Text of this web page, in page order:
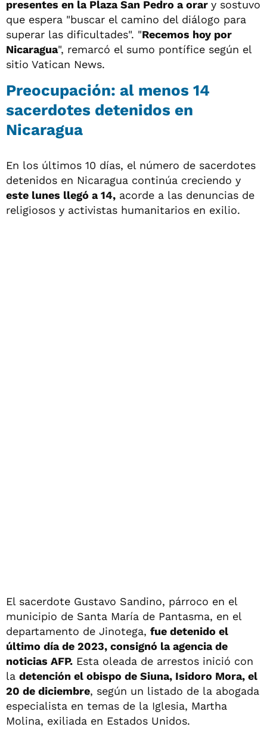
presentes en la Plaza San Pedro a orar y sostuvo
que espera "buscar el camino del diálogo para
superar las dificultades". "Recemos hoy por
Nicaragua", remarcó el sumo pontífice según el
sitio Vatican News.
Preocupación: al menos 14
sacerdotes detenidos en
Nicaragua
En los últimos 10 días, el número de sacerdotes
detenidos en Nicaragua continúa creciendo y
este lunes llegó a 14, acorde a las denuncias de
religiosos y activistas humanitarios en exilio.
El sacerdote Gustavo Sandino, párroco en el
municipio de Santa María de Pantasma, en el
departamento de Jinotega, fue detenido el
último día de 2023, consignó la agencia de
noticias AFP. Esta oleada de arrestos inició con
la detención el obispo de Siuna, Isidoro Mora, el
20 de diciembre, según un listado de la abogada
especialista en temas de la Iglesia, Martha
Molina, exiliada en Estados Unidos.